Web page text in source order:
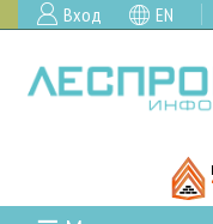
Вход EN